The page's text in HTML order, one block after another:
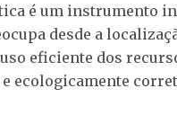
é um instrumento
desde a
eficiente dos
ecologicamente